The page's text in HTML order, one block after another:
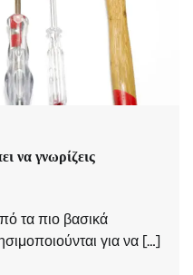
να γνωρίζεις
τα πιο βασικά
για να […]